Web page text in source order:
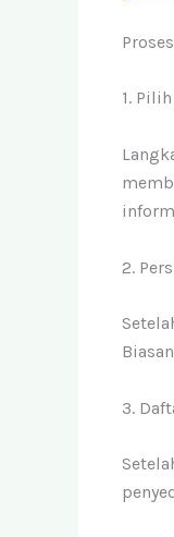
1.
2.
3.